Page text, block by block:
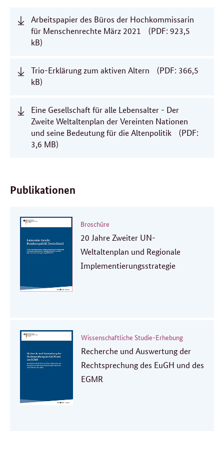
Arbeitspapier des Büros der Hochkommissarin
für Menschenrechte März 2021
(PDF: 923,5
kB)
Trio-Erklärung zum aktiven Altern
(PDF: 366,5
kB)
Eine Gesellschaft für alle Lebensalter - Der
Zweite Weltaltenplan der Vereinten Nationen
und seine Bedeutung für die Altenpolitik
(PDF:
3,6 MB)
Publikationen
Broschüre
20 Jahre Zweiter UN-
Weltaltenplan und Regionale
Implementierungsstrategie
Wissenschaftliche Studie-Erhebung
Recherche und Auswertung der
Rechtsprechung des EuGH und des
EGMR